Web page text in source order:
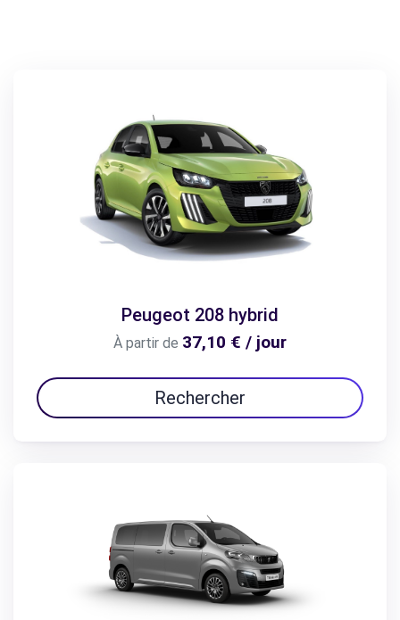
Peugeot 208 hybrid
À partir de 37,10 € / jour
Rechercher